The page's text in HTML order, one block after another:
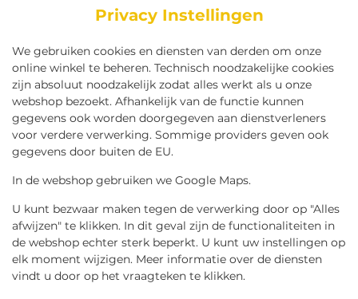
Privacy Instellingen
We gebruiken cookies en diensten van derden om onze
online winkel te beheren. Technisch noodzakelijke cookies
zijn absoluut noodzakelijk zodat alles werkt als u onze
webshop bezoekt. Afhankelijk van de functie kunnen
gegevens ook worden doorgegeven aan dienstverleners
voor verdere verwerking. Sommige providers geven ook
gegevens door buiten de EU.
In de webshop gebruiken we Google Maps.
U kunt bezwaar maken tegen de verwerking door op "Alles
afwijzen" te klikken. In dit geval zijn de functionaliteiten in
de webshop echter sterk beperkt. U kunt uw instellingen op
elk moment wijzigen. Meer informatie over de diensten
vindt u door op het vraagteken te klikken.
KETCHUP